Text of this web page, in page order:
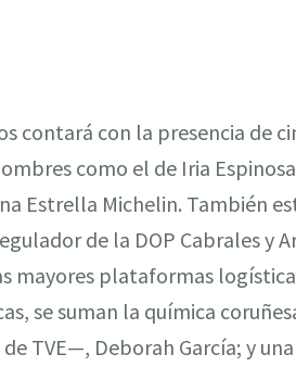
contará con la presencia de
como el de Iria
Estrella Michelin. También
de la DOP Cabrales y
mayores plataformas
se suman la química
TVE—, Deborah García; y